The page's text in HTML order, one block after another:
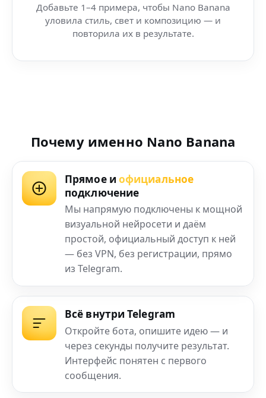
Добавьте 1–4 примера, чтобы Nano Banana
уловила стиль, свет и композицию — и
повторила их в результате.
Почему именно Nano Banana
Прямое и официальное
подключение
Мы напрямую подключены к мощной
визуальной нейросети и даём
простой, официальный доступ к ней
— без VPN, без регистрации, прямо
из Telegram.
Всё внутри Telegram
Откройте бота, опишите идею — и
через секунды получите результат.
Интерфейс понятен с первого
сообщения.